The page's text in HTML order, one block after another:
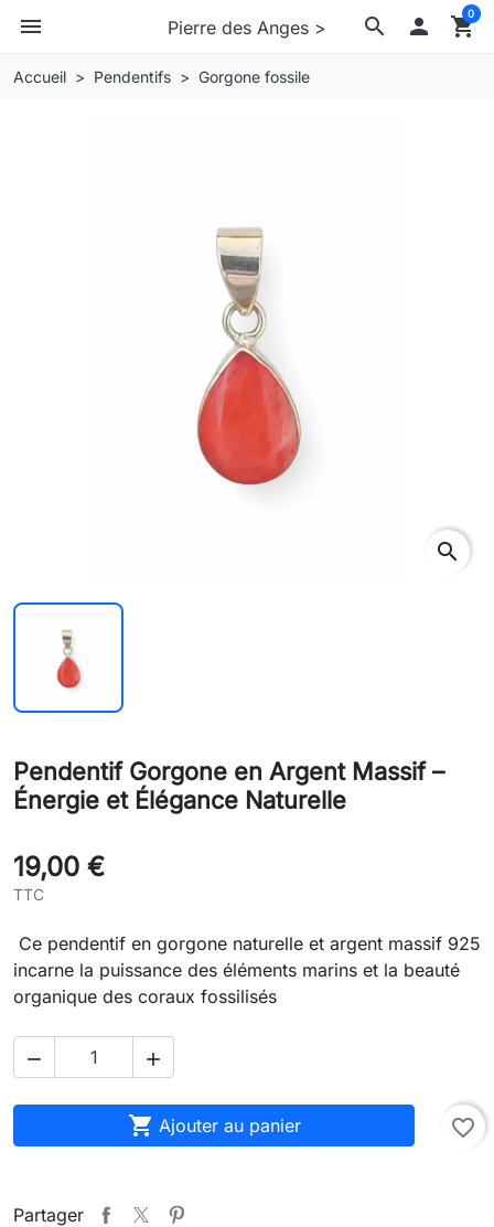
Pierre des Anges > search
menu  shopping_cart
0
Accueil Pendentifs Gorgone fossile
search
Pendentif Gorgone en Argent Massif –
Énergie et Élégance Naturelle
19,00 €
TTC
Ce pendentif en gorgone naturelle et argent massif 925
incarne la puissance des éléments marins et la beauté
organique des coraux fossilisés
 
 Ajouter au panier favorite_border
Partager